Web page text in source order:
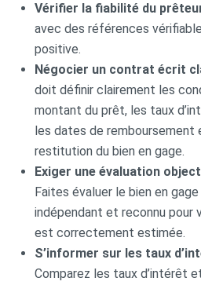
Vérifier la fiabilité du
avec des références
positive.
Négocier un contrat écrit
doit définir clairement les
montant du prêt, les taux
les dates de remboursement
restitution du bien en gage.
Exiger une évaluation
Faites évaluer le bien en
indépendant et reconnu pour
est correctement estimée.
S’informer sur les taux
Comparez les taux d’intérêt